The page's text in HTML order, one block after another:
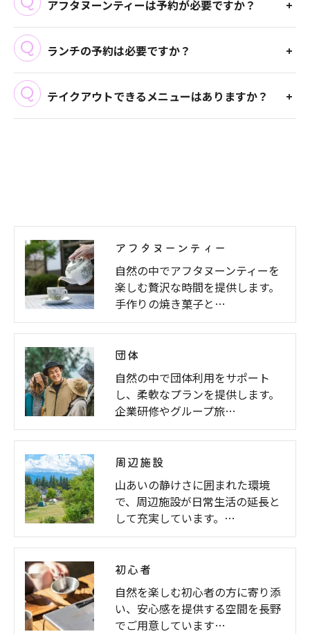
アフタヌーンティーは予約が必要ですか？
ランチの予約は必要ですか？
テイクアウトできるメニューはありますか？
アフタヌーンティー
自然の中でアフタヌーンティーを
楽しむ贅沢な時間を提供します。
手作りの焼き菓子と…
団体
自然の中で団体利用をサポート
し、柔軟なプランを提供します。
企業研修やグループ旅…
周辺施設
山あいの静けさに囲まれた環境
で、周辺施設が日常生活の延長と
して充実しています。…
初心者
自然を楽しむ初心者の方に寄り添
い、安心感を提供する空間を長野
でご用意しています…
お気軽にお問い合わせください